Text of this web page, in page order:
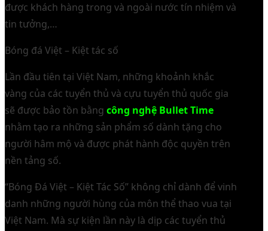
được khách hàng trong và ngoài nước tín nhiệm và
tin tưởng,…
Bóng đá Việt – Kiệt tác số
Lần đầu tiên tại Việt Nam, những khoảnh khắc
vàng của các tuyển thủ và cựu tuyển thủ quốc gia
sẽ được bảo tồn bằng công nghệ Bullet Time
nhằm tạo ra những sản phẩm số dành tặng cho
người hâm mộ và được phát hành độc quyền trên
nền tảng số.
“Bóng Đá Việt – Kiệt Tác Số” không chỉ dành để vinh
danh những người hùng của môn thể thao vua tại
Việt Nam. Mà sự kiện lần này là dịp các tuyển thủ